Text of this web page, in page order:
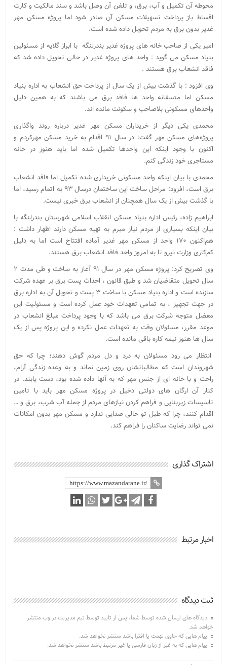
محوطه آن تکمیل و آب، برق، و تلفن آن وصل باشد و سند مالکیت و کارت
اقساط باز پرداخت تسهیلات مسکن آن صادر شود اما پروژه مسکن مهر
غدیر بدون برق به مردم تحویل داده شده است.
امیر یکی از صاحب خانه های پروژه غدیر بندرلنگه با ابراز گلایه از مسئولین
بنیاد مسکن می گوید : واحد های پروژه غدیر در حالی تحویل داده شد که
فاقد انشعاب برق هستند .
وی افزود : با گذشت بیش از یک سال از پرداخت حق انشعاب به اداره بنیاد
مسکن اما متسفانه واحد ها فاقد برق می باشند که به همین دلیل
واحدهای مسکونی بلاصاحب و سکونت مانده اند.
محمدی یکی دیگر از خریداران مسکن مهر غدیر درباره روند واگذاری
پروژه‌های مسکن مهر گفت:‌ در سال ۹۱ اقدام به خرید مسکن مهرکردم و
اکنون با وجود اینکه این واحدها تکمیل شده اما باید هنوز در خانه
مستاجری خود زندگی کنم.
محمدی با بیان اینکه واحد مسکونی خریداری شده تکمیل اما فاقد انشعاب
برق است، افزود: مراحل ساخت این ساختمان درسال ۹۳ به اتمام رسید، اما
با گذشت بیش‌ از یک سال همچنان از انشعاب‌ برق خبری نیست.
ابراهیم زاده، رئیس اداره بنیاد مسکن انقلاب اسلامی شهرستان بندرلنگه با
بیان اینکه بسیاری از مردم نیاز مبرم به تهیه مسکن دارند اظهار داشت :
هم‌اکنون ۱۷۰ واحد از مسکن مهر غدیر آماده افتتاح است اما به دلیل
کم‌کاری وزارت نیرو تا به امروز واحد فاقد انشعاب برق هستند.
وی تصریح کرد: پروژه مسکن مهر در سال ۹۱ آغاز به ساخت و طی مدت ۲
سال تحویل متقاضیان شد و طبق قانون ، احداث پست برق بر عهده شرکت
سازنده است و اداره بنیاد مسکن با ساخت ۳ پست و تحویل آن به اداره برق
در جهت تجهیز ، به تمامی تعهدات خود عمل کرده است و مسئولیت این
معضل متوجه شرکت برق می باشد که با وجود پرداخت مبلغ انشعاب در
موعد مقرر، مسئولان وقت به تعهدات عمل نکرده و این پروژه پس از یک
سال ها هنوز نیمه کاره باقی مانده است.
انتظار می رود مسئولان به درد و دل مردم گوش دهند؛ چرا که حق
شهروندان است که مطالباتشان روی زمین نماند و به وعده زندگی آرام،
راحت و با خانه ای از جنس مهر که به آنها داده شده بود، دست یابند. در
کنار آن ارگان های دولتی دخیل در پروژه مسکن مهر باید با تامین
تاسیسات زیربنایی و فراهم کردن نیازهای مردم از جمله آب شرب، برق و …
اقدام کنند، چرا که طبل تو خالی صدایی ندارد و مسکن مهر بدون امکانات
نمی تواند رضایت ساکنان را فراهم کند.
اشتراک گذاری
اخبار مرتبط
ثبت دیدگاه
دیدگاه های ارسال شده توسط شما، پس از تایید توسط تیم مدیریت در وب منتشر
خواهد شد.
پیام هایی که حاوی تهمت یا افترا باشد منتشر نخواهد شد.
پیام هایی که به غیر از زبان فارسی یا غیر مرتبط باشد منتشر نخواهد شد.